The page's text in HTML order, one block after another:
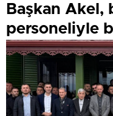
Başkan Akel,
personeliyle